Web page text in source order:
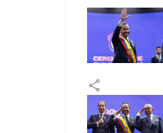
share